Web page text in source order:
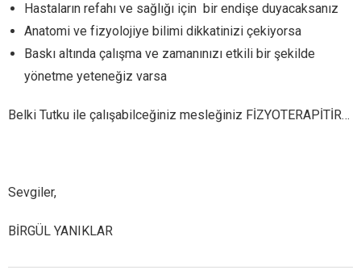
Hastaların refahı ve sağlığı için bir endişe duyacaksanız
Anatomi ve fizyolojiye bilimi dikkatinizi çekiyorsa
Baskı altında çalışma ve zamanınızı etkili bir şekilde
yönetme yeteneğiz varsa
Belki Tutku ile çalışabilceğiniz mesleğiniz FİZYOTERAPİTİR…
Sevgiler,
BİRGÜL YANIKLAR